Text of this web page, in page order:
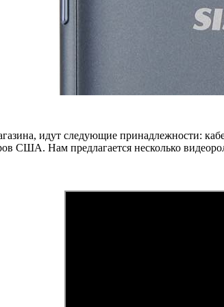
идут следующие принадлежности:
США. Нам предлагается несколько